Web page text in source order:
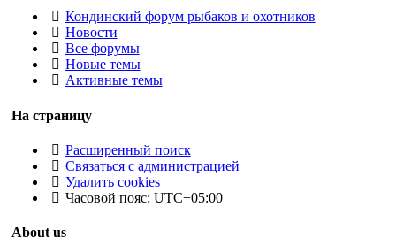
Кондинский форум рыбаков и охотников
Новости
Все форумы
Новые темы
Активные темы
На страницу
Расширенный поиск
Связаться с администрацией
Удалить cookies
Часовой пояс: UTC+05:00
About us